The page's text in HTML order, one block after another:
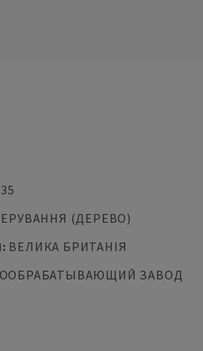
(ДЕРЕВО)
: ВЕЛИКА БРИТАНІЯ
ЗАВОД